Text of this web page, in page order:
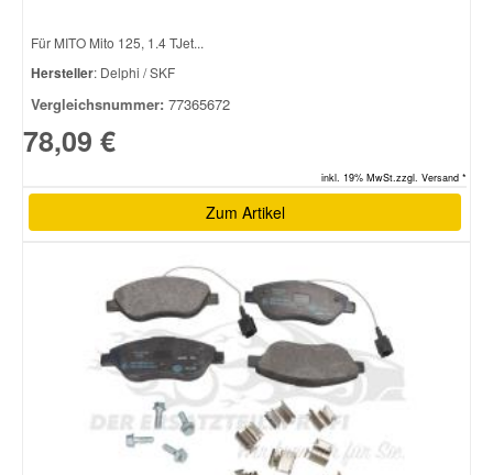
Für MITO Mito 125, 1.4 TJet...
Hersteller: Delphi / SKF
Vergleichsnummer: 77365672
78,09 €
inkl. 19% MwSt.zzgl. Versand *
Zum Artikel